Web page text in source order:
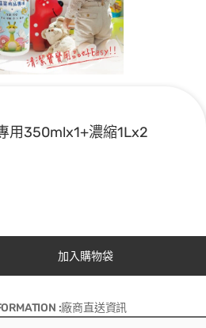
用350mlx1+濃縮1Lx2
加入購物袋
:廠商直送資訊